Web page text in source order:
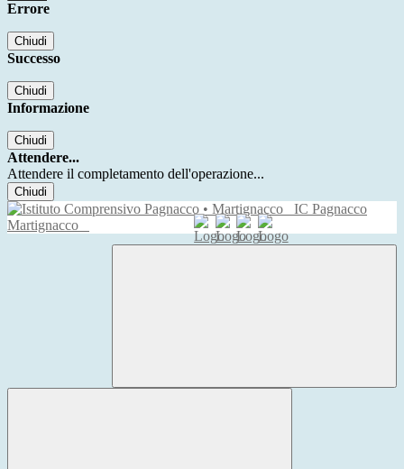
Errore
Chiudi
Successo
Chiudi
Informazione
Chiudi
Attendere...
Attendere il completamento dell'operazione...
Chiudi
IC Pagnacco
Martignacco